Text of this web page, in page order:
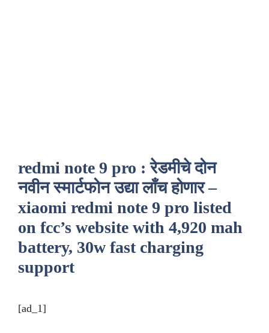
redmi note 9 pro : रेडमीचे दोन
नवीन स्मार्टफोन उद्या लाँच होणार –
xiaomi redmi note 9 pro listed
on fcc’s website with 4,920 mah
battery, 30w fast charging
support
[ad_1]